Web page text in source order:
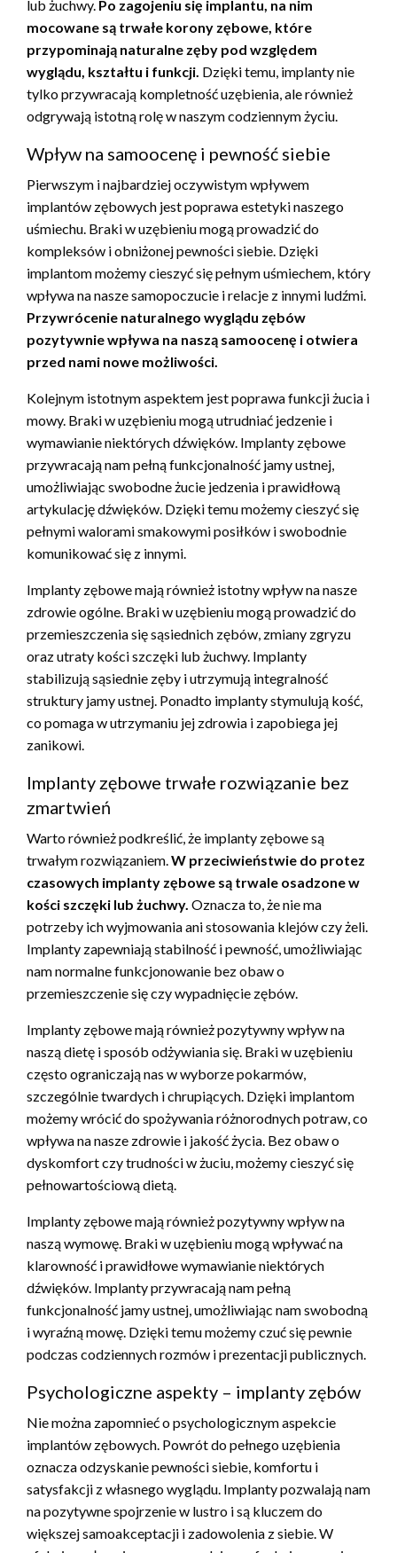
lub żuchwy. Po zagojeniu się implantu, na nim
mocowane są trwałe korony zębowe, które
przypominają naturalne zęby pod względem
wyglądu, kształtu i funkcji. Dzięki temu, implanty nie
tylko przywracają kompletność uzębienia, ale również
odgrywają istotną rolę w naszym codziennym życiu.
Wpływ na samoocenę i pewność siebie
Pierwszym i najbardziej oczywistym wpływem
implantów zębowych jest poprawa estetyki naszego
uśmiechu. Braki w uzębieniu mogą prowadzić do
kompleksów i obniżonej pewności siebie. Dzięki
implantom możemy cieszyć się pełnym uśmiechem, który
wpływa na nasze samopoczucie i relacje z innymi ludźmi.
Przywrócenie naturalnego wyglądu zębów
pozytywnie wpływa na naszą samoocenę i otwiera
przed nami nowe możliwości.
Kolejnym istotnym aspektem jest poprawa funkcji żucia i
mowy. Braki w uzębieniu mogą utrudniać jedzenie i
wymawianie niektórych dźwięków. Implanty zębowe
przywracają nam pełną funkcjonalność jamy ustnej,
umożliwiając swobodne żucie jedzenia i prawidłową
artykulację dźwięków. Dzięki temu możemy cieszyć się
pełnymi walorami smakowymi posiłków i swobodnie
komunikować się z innymi.
Implanty zębowe mają również istotny wpływ na nasze
zdrowie ogólne. Braki w uzębieniu mogą prowadzić do
przemieszczenia się sąsiednich zębów, zmiany zgryzu
oraz utraty kości szczęki lub żuchwy. Implanty
stabilizują sąsiednie zęby i utrzymują integralność
struktury jamy ustnej. Ponadto implanty stymulują kość,
co pomaga w utrzymaniu jej zdrowia i zapobiega jej
zanikowi.
Implanty zębowe trwałe rozwiązanie bez
zmartwień
Warto również podkreślić, że implanty zębowe są
trwałym rozwiązaniem. W przeciwieństwie do protez
czasowych implanty zębowe są trwale osadzone w
kości szczęki lub żuchwy. Oznacza to, że nie ma
potrzeby ich wyjmowania ani stosowania klejów czy żeli.
Implanty zapewniają stabilność i pewność, umożliwiając
nam normalne funkcjonowanie bez obaw o
przemieszczenie się czy wypadnięcie zębów.
Implanty zębowe mają również pozytywny wpływ na
naszą dietę i sposób odżywiania się. Braki w uzębieniu
często ograniczają nas w wyborze pokarmów,
szczególnie twardych i chrupiących. Dzięki implantom
możemy wrócić do spożywania różnorodnych potraw, co
wpływa na nasze zdrowie i jakość życia. Bez obaw o
dyskomfort czy trudności w żuciu, możemy cieszyć się
pełnowartościową dietą.
Implanty zębowe mają również pozytywny wpływ na
naszą wymowę. Braki w uzębieniu mogą wpływać na
klarowność i prawidłowe wymawianie niektórych
dźwięków. Implanty przywracają nam pełną
funkcjonalność jamy ustnej, umożliwiając nam swobodną
i wyraźną mowę. Dzięki temu możemy czuć się pewnie
podczas codziennych rozmów i prezentacji publicznych.
Psychologiczne aspekty – implanty zębów
Nie można zapomnieć o psychologicznym aspekcie
implantów zębowych. Powrót do pełnego uzębienia
oznacza odzyskanie pewności siebie, komfortu i
satysfakcji z własnego wyglądu. Implanty pozwalają nam
na pozytywne spojrzenie w lustro i są kluczem do
większej samoakceptacji i zadowolenia z siebie. W